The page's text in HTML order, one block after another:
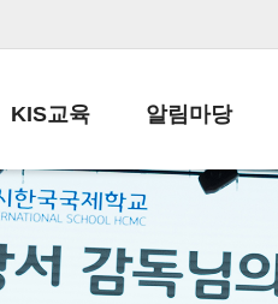
KIS교육
교육목표
학사일정
알림마당
공지사항
납부금 안내